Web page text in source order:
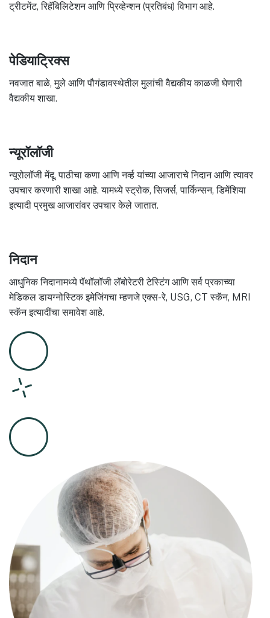
ट्रीटमेंट, रिहॅबिलिटेशन आणि प्रिव्हेन्शन (प्रतिबंध) विभाग आहे.
पेडियाट्रिक्स
नवजात बाळे, मुले आणि पौगंडावस्थेतील मुलांची वैद्यकीय काळजी घेणारी
वैद्यकीय शाखा.
न्यूरॉलॉजी
न्यूरोलॉजी मेंदू, पाठीचा कणा आणि नर्व्ह यांच्या आजाराचे निदान आणि त्यावर
उपचार करणारी शाखा आहे. यामध्ये स्ट्रोक, सिजर्स, पार्किन्सन, डिमेंशिया
इत्यादी प्रमुख आजारांवर उपचार केले जातात.
निदान
आधुनिक निदानामध्ये पॅथॉलॉजी लॅबोरेटरी टेस्टिंग आणि सर्व प्रकाच्या
मेडिकल डायग्नोस्टिक इमेजिंगचा म्हणजे एक्स-रे, USG, CT स्कॅन, MRI
स्कॅन इत्यादींचा समावेश आहे.